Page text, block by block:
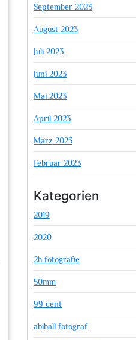
September 2023
August 2023
Juli 2023
Juni 2023
Mai 2023
April 2023
März 2023
Februar 2023
Kategorien
2019
2020
2h fotografie
50mm
99 cent
abiball fotograf